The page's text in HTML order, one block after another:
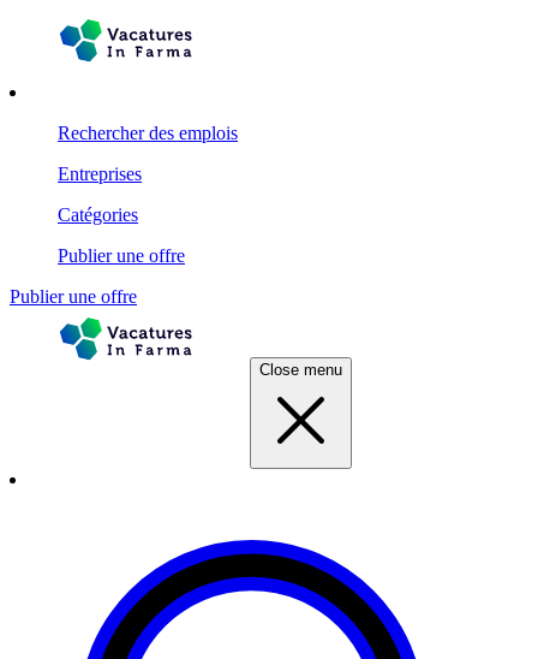
Rechercher des emplois
Entreprises
Catégories
Publier une offre
Publier une offre
Close menu